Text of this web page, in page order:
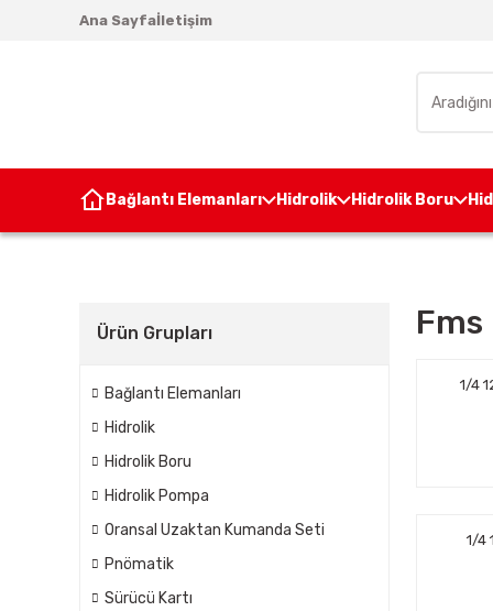
Ana Sayfaİletişim
Bağlantı Elemanları Hidrolik Hidrolik Boru
Ürün Grupları
Bağlantı Elemanları
Hidrolik
Hidrolik Boru
Hidrolik Pompa
Oransal Uzaktan Kumanda Seti
Pnömatik
Sürücü Kartı
Fms
1/4
1/4